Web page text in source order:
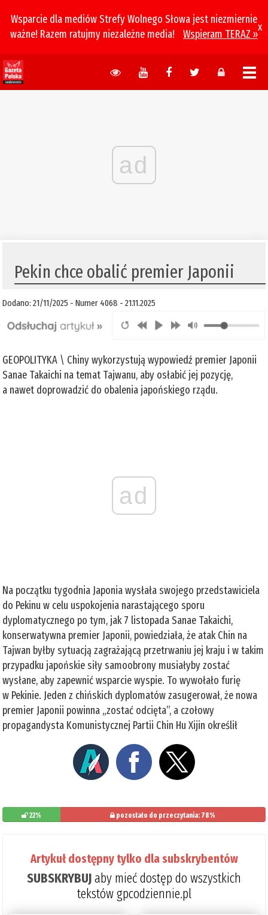
Wsparcie dla mediów Strefy Wolnego Słowa jest niezmiernie
ważne! Razem ratujmy niezależne media!
Wspieram TERAZ »
x
ad
Pekin chce obalić premier Japonii
Dodano: 21/11/2025 - Numer 4068 - 21.11.2025
GEOPOLITYKA \ Chiny wykorzystują wypowiedź premier Japonii
Sanae Takaichi na temat Tajwanu, aby osłabić jej pozycję,
a nawet doprowadzić do obalenia japońskiego rządu.
ad
Na początku tygodnia Japonia wysłała swojego przedstawiciela
do Pekinu w celu uspokojenia narastającego sporu
dyplomatycznego po tym, jak 7 listopada Sanae Takaichi,
konserwatywna premier Japonii, powiedziała, że atak Chin na
Tajwan byłby sytuacją zagrażającą przetrwaniu jej kraju i w takim
przypadku japońskie siły samoobrony musiałyby zostać
wysłane, aby zapewnić wsparcie wyspie. To wywołało furię
w Pekinie. Jeden z chińskich dyplomatów zasugerował, że nowa
premier Japonii powinna „zostać odcięta”, a czołowy
propagandysta Komunistycznej Partii Chin Hu Xijin określił
22% pozostało do przeczytania: 78%
Artykuł dostępny tylko dla subskrybentów
SUBSKRYBUJaby mieć dostęp do wszystkich
tekstów gpcodziennie.pl